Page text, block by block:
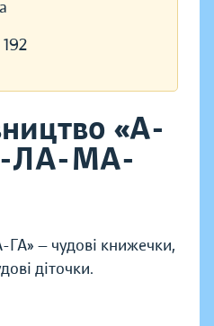
192
«А-
ЛА-МА-
— чудові книжечки,
діточки.